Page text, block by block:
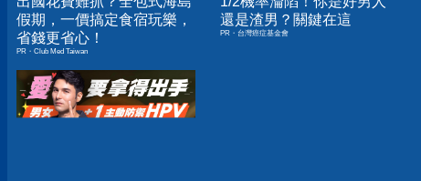
假期，一價搞定食宿玩樂，
省錢更省心！
PR・Club Med Taiwan
還是渣男？關鍵在這
PR・台灣癌症基金會